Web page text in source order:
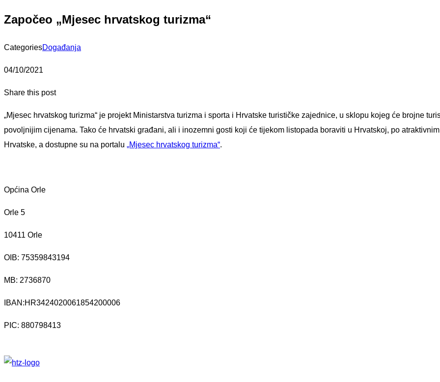
Započeo „Mjesec hrvatskog turizma“
CategoriesDogađanja
04/10/2021
Share this post
„Mjesec hrvatskog turizma“ je projekt Ministarstva turizma i sporta i Hrvatske turističke zajednice, u sklopu kojeg će brojne
povoljnijim cijenama. Tako će hrvatski građani, ali i inozemni gosti koji će tijekom listopada boraviti u Hrvatskoj, po
Hrvatske, a dostupne su na portalu „Mjesec hrvatskog turizma“.
Općina Orle
Orle 5
10411 Orle
OIB: 75359843194
MB: 2736870
IBAN:HR3424020061854200006
PIC: 880798413